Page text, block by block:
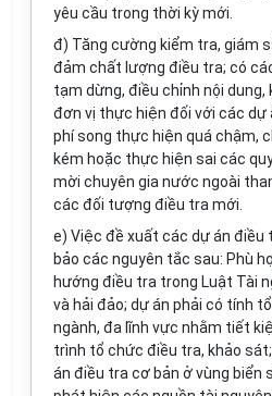
yêu cầu trong thời kỳ mới.
đ) Tăng cường kiểm tra, giám
đảm chất lượng điều tra; có
tạm dừng, điều chỉnh nội dung,
đơn vị thực hiện đối với các dự
phí song thực hiện quá chậm,
kém hoặc thực hiện sai các
mời chuyên gia nước ngoài
các đối tượng điều tra mới.
e) Việc đề xuất các dự án điều
bảo các nguyên tắc sau: Phù
hướng điều tra trong Luật Tài
và hải đảo; dự án phải có tính
ngành, đa lĩnh vực nhằm tiết
trình tổ chức điều tra, khảo
án điều tra cơ bản ở vùng biển